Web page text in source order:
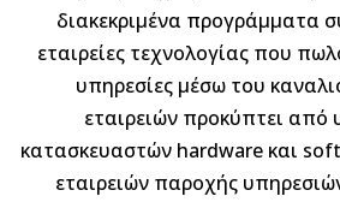
διακεκριμένα προγράμματα
εταιρείες τεχνολογίας που
υπηρεσίες μέσω του
εταιρειών προκύπτει
κατασκευαστών hardware και
εταιρειών παροχής